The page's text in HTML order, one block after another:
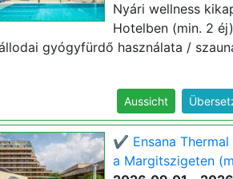
Nyári wellness
Hotelben (min. 2
gyógyfürdő használata /
Aussicht
✔️ Ensana
a Margitszigeten